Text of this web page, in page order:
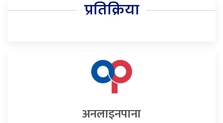
प्रतिक्रिया
अनलाइनपाना